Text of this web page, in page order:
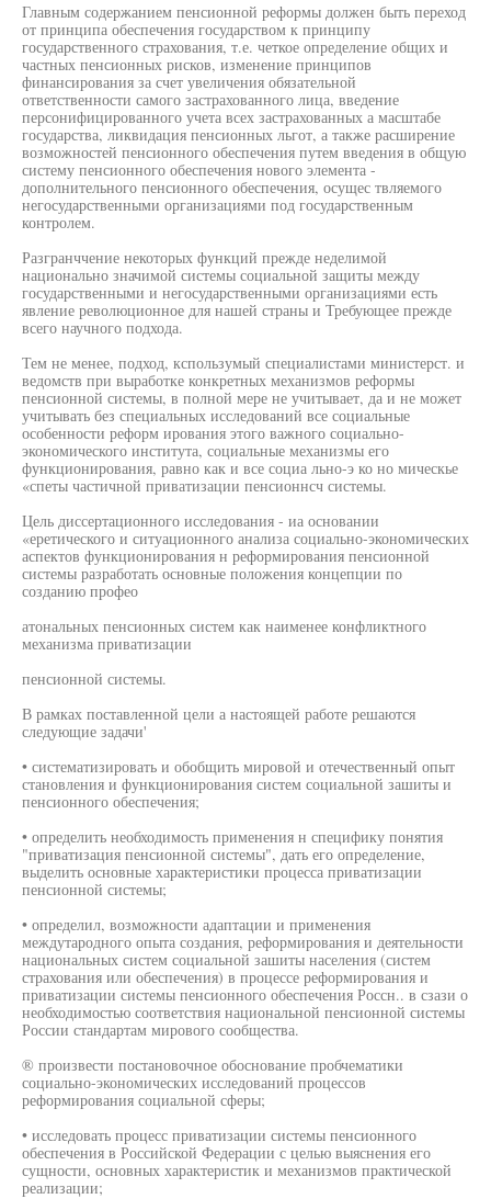
Главным содержанием пенсионной реформы должен быть переход
от принципа обеспечения государством к принципу
государственного страхования, т.е. четкое определение общих и
частных пенсионных рисков, изменение принципов
финансирования за счет увеличения обязательной
ответственности самого застрахованного лица, введение
персонифицированного учета всех застрахованных а масштабе
государства, ликвидация пенсионных льгот, а также расширение
возможностей пенсионного обеспечения путем введения в общую
систему пенсионного обеспечения нового элемента -
дополнительного пенсионного обеспечения, осущес твляемого
негосударственными организациями под государственным
контролем.
Разгранччение некоторых функций прежде неделимой
национально значимой системы социальной защиты между
государственными и негосударственными организациями есть
явление революционное для нашей страны и Требующее прежде
всего научного подхода.
Тем не менее, подход, кспользумый специалистами министерст. и
ведомств при выработке конкретных механизмов реформы
пенсионной системы, в полной мере не учитывает, да и не может
учитывать без специальных исследований все социальные
особенности реформ ирования этого важного социально-
экономического института, социальные механизмы его
функционирования, равно как и все социа льно-э ко но мическье
«спеты частичной приватизации пенсионнсч системы.
Цель диссертационного исследования - иа основании
«еретического и ситуационного анализа социально-экономических
аспектов функционирования н реформирования пенсионной
системы разработать основные положения концепции по
созданию профео
атональных пенсионных систем как наименее конфликтного
механизма приватизации
пенсионной системы.
В рамках поставленной цели а настоящей работе решаются
следующие задачи'
• систематизировать и обобщить мировой и отечественный опыт
становления и функционирования систем социальной зашиты и
пенсионного обеспечения;
• определить необходимость применения н специфику понятия
"приватизация пенсионной системы", дать его определение,
выделить основные характеристики процесса приватизации
пенсионной системы;
• определил, возможности адаптации и применения
междутародного опыта создания, реформирования и деятельности
национальных систем социальной зашиты населения (систем
страхования или обеспечения) в процессе реформирования и
приватизации системы пенсионного обеспечения Россн.. в сзази о
необходимостью соответствия национальной пенсионной системы
России стандартам мирового сообщества.
® произвести постановочное обоснование пробчематики
социально-экономических исследований процессов
реформирования социальной сферы;
• исследовать процесс приватизации системы пенсионного
обеспечения в Российской Федерации с целью выяснения его
сущности, основных характеристик и механизмов практической
реализации;